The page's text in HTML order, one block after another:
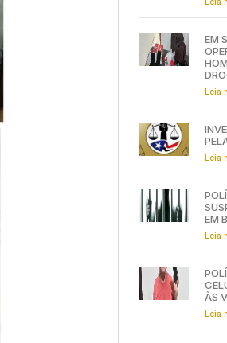
EM
Leia
Leia
EM
Leia
ÀS
Leia